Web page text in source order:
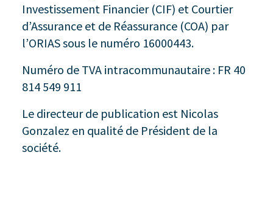
Investissement Financier (CIF) et Courtier
d’Assurance et de Réassurance (COA) par
l’ORIAS sous le numéro 16000443.
Numéro de TVA intracommunautaire : FR 40
814 549 911
Le directeur de publication est Nicolas
Gonzalez en qualité de Président de la
société.